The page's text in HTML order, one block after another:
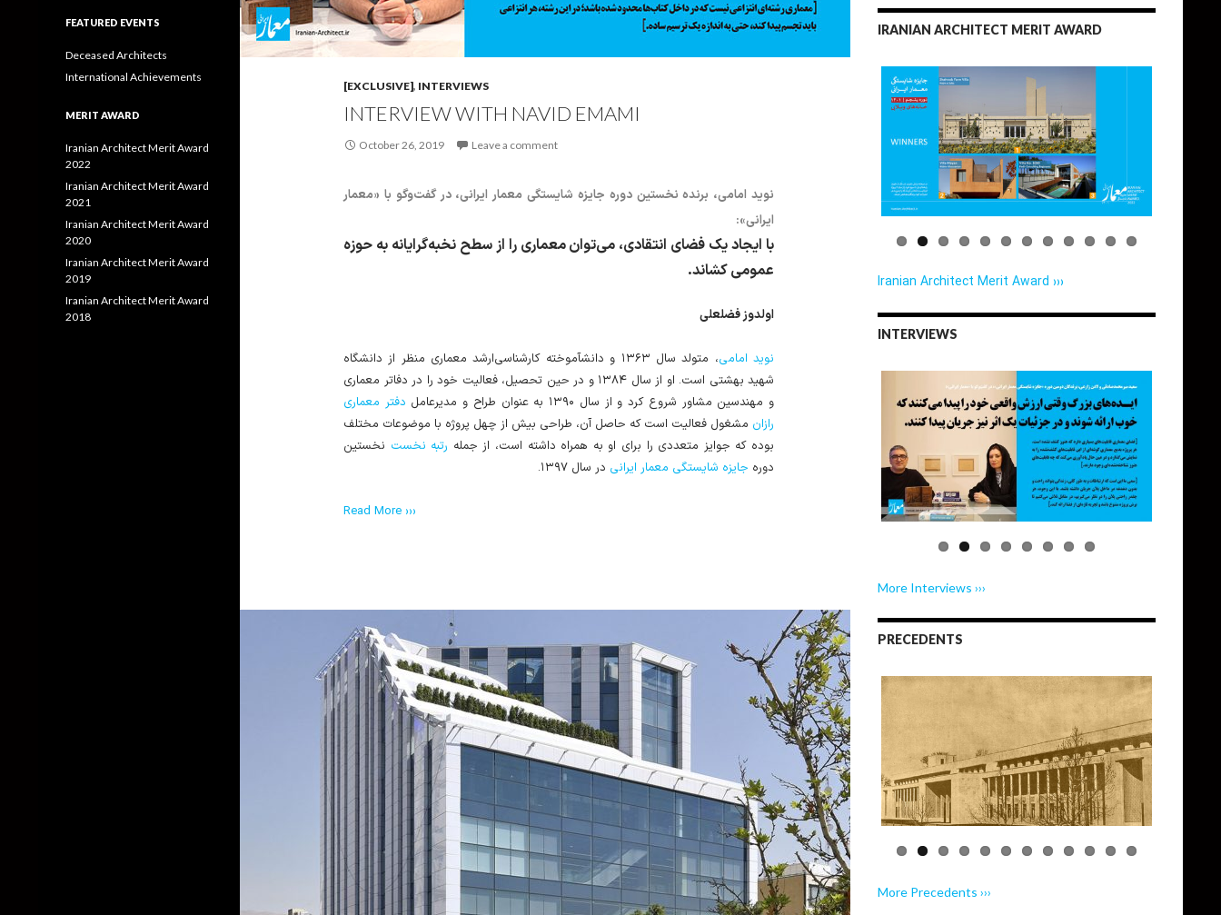
[EXCLUSIVE], INTERVIEWS
INTERVIEW WITH NAVID EMAMI
October 26, 2019 Leave a comment
نوید امامی، برنده نخستین دوره جایزه شایستگی معمار ایرانی، در گفت‌وگو با «معمار
ایرانی»:
با ایجاد یک فضای انتقادی، می‌توان معماری را از سطح نخبه‌گرایانه به حوزه
عمومی کشاند.
اولدوز فضلعلی
نوید امامی
، متولد سال ۱۳۶۳ و دانش⁭آموخته کارشناسی‌ارشد معماری منظر از دانشگاه
شهید بهشتی است. او از سال ۱۳۸۴ و در حین تحصیل، فعالیت خود را در دفاتر معماری
و مهندسین مشاور شروع کرد و از سال ۱۳۹۰ به عنوان طراح و مدیرعامل
دفتر معماری
رازان مشغول فعالیت است که حاصل آن، طراحی بیش از چهل پروژه با موضوعات مختلف
بوده که جوایز متعددی را برای او به همراه داشته است، از جمله رتبه نخست نخستین
دوره جایزه شایستگی معمار ایرانی در سال ۱۳۹۷.
Read More ›››
IRANIAN ARCHITECT MERIT AWARD
Iranian Architect Merit Award ›››
INTERVIEWS
More Interviews ›››
PRECEDENTS
More Precedents ›››
FEATURED EVENTS
Deceased Architects
International Achievements
MERIT AWARD
Iranian Architect Merit Award
2022
Iranian Architect Merit Award
2021
Iranian Architect Merit Award
2020
Iranian Architect Merit Award
2019
Iranian Architect Merit Award
2018